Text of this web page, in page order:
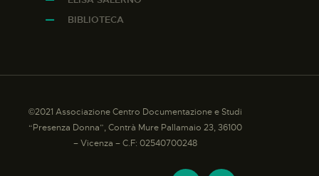
BIBLIOTECA
©2021 Associazione Centro Documentazione e Studi
“Presenza Donna”, Contrà Mure Pallamaio 23, 36100
– Vicenza – C.F: 02540700248